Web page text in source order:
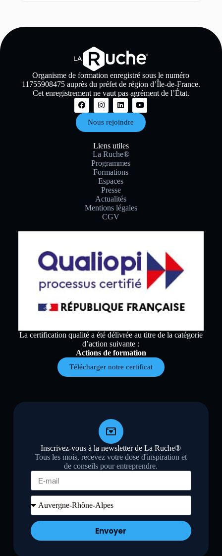
Organisme de formation enregistré sous le numéro
11755908475 auprès du préfet de région d’Île-de-France.
Cet enregistrement ne vaut pas agrément de l’État.
Nous rejoindre
Liens utiles
La Ruche®
Programmes
Formations
Espaces
Presse
Actualités
Mentions légales
CGV
La certification qualité a été délivrée au titre de la catégorie
d’action suivante :
Actions de formation
Télécharger notre certificat
Inscrivez-vous à la newsletter de La Ruche®
Tous les mois, recevez votre dose d'inspiration et
de conseils pour entreprendre.
Envoyer